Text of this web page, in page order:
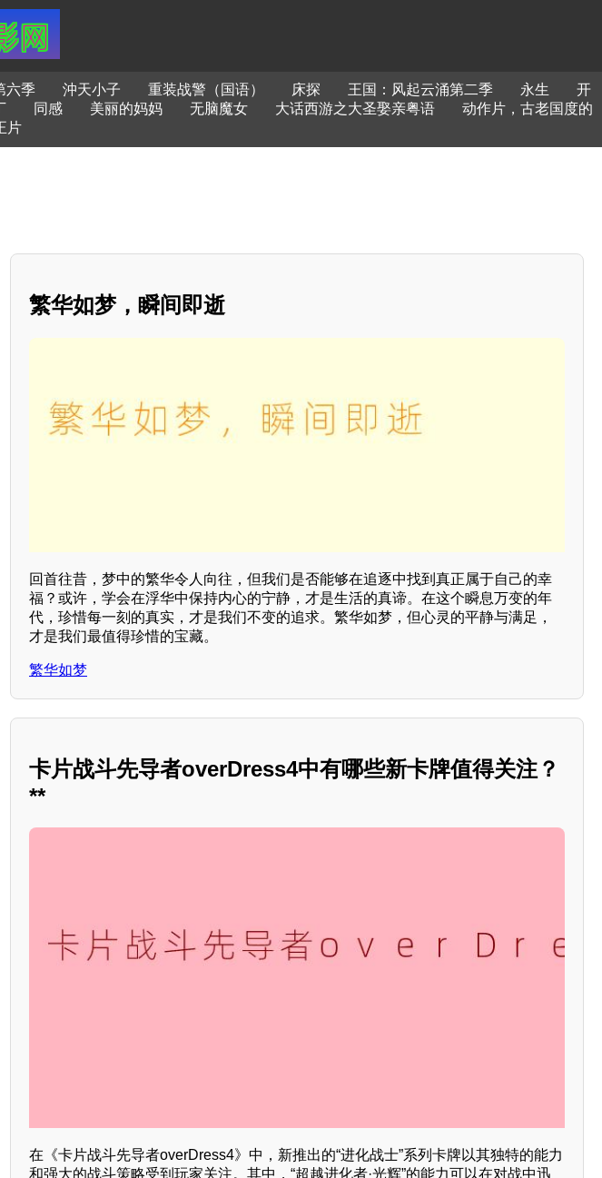
六季 沖天小子 重装战警（国语） 床探 王国：风起云涌第二季 永生
开
同感 美丽的妈妈 无脑魔女 大话西游之大圣娶亲粤语
动作片，古老国度的
片
繁华如梦，瞬间即逝
回首往昔，梦中的繁华令人向往，但我们是否能够在追逐中找到真正属于自己的幸
福？或许，学会在浮华中保持内心的宁静，才是生活的真谛。在这个瞬息万变的年
代，珍惜每一刻的真实，才是我们不变的追求。繁华如梦，但心灵的平静与满足，
才是我们最值得珍惜的宝藏。
繁华如梦
卡片战斗先导者overDress4中有哪些新卡牌值得关注？
**
在《卡片战斗先导者overDress4》中，新推出的“进化战士”系列卡牌以其独特的能力
和强大的战斗策略受到玩家关注。其中，“超越进化者·光辉”的能力可以在对战中迅